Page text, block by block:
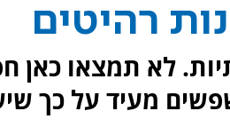
רהיטים
לא תמצאו כאן
מעיד על כך